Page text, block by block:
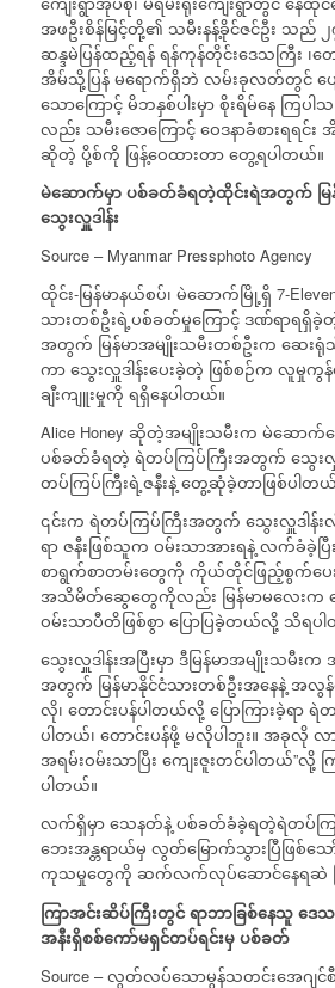
အဖဦးစိန်မြင့်တို့၏ သမီးနန့်ခိုင်ဇင်ဦး သည် ၂
ဆန္ဒမဲပြန်ထည့်ရန် ရန်ကုန်တိုင်းဒေသကြီး ၊တေ
အိမ်သို့ပြန် မရောက်ရှိဘဲ လမ်းခုလတ်တွင် ပျ
သောကြောင့် မိဘနှစ်ပါးမှာ စိုးရိမ်နေ ကြပါ
လည်း သမီးဇောကြောင့် ဝေဒနာခံစားရရင်
ဆိုတဲ့ ပို့စ်ကို ဖြန့်ဝေထားတာ တွေ့ရပါတယ်။
မဲဆောက်မှာ ပစ်ခတ်ခံရတဲ့ထိုင်းရဲအတွက် မ
သွေးလှူဒါန်း
Source – Myanmar Pressphoto Agency
ထိုင်း-မြန်မာနယ်စပ်၊ မဲဆောက်မြို့ရှိ 7-
သားတစ်ဦးရဲ့ပစ်ခတ်မှုကြောင့် ဒဏ်ရာရရှိခဲ့
အတွက် မြန်မာအမျိုးသမီးတစ်ဦးက ဆေး
ကာ သွေးလှူဒါန်းပေးခဲ့တဲ့ ဖြစ်စဉ်က လူမှုကွ
ချီးကျူးမှုကို ရရှိနေပါတယ်။
Alice Honey ဆိုတဲ့အမျိုးသမီးက မဲဆော
ပစ်ခတ်ခံရတဲ့ ရဲတပ်ကြပ်ကြီးအတွက် သွေးလှူ
တပ်ကြပ်ကြီးရဲ့ဇနီးနဲ့ တွေ့ဆုံခဲ့တာဖြစ်ပါတ
၎င်းက ရဲတပ်ကြပ်ကြီးအတွက် သွေးလှူဒါန်းလိုက
ရာ ဇနီးဖြစ်သူက ဝမ်းသာအားရနဲ့ လက်ခံခဲ့
စာရွက်စာတမ်းတွေကို ကိုယ်တိုင်ဖြည့်စွက်ပေး
အသိမိတ်ဆွေတွေကိုလည်း မြန်မာမလေးက
ဝမ်းသာပီတိဖြစ်စွာ ပြောပြခဲ့တယ်လို့ သိရပ
သွေးလှူဒါန်းအပြီးမှာ ဒီမြန်မာအမျိုးသမီး
အတွက် မြန်မာနိုင်ငံသားတစ်ဦးအနေနဲ့ အလွ
လို၊ တောင်းပန်ပါတယ်လို့ ပြောကြားခဲ့ရာ ရဲ
ပါတယ်၊ တောင်းပန်ဖို့ မလိုပါဘူး။ အခုလို
အရမ်းဝမ်းသာပြီး ကျေးဇူးတင်ပါတယ်”လို့
ပါတယ်။
လက်ရှိမှာ သေနတ်နဲ့ ပစ်ခတ်ခံခဲ့ရတဲ့ရဲတပ်က
ဘေးအန္တရာယ်မှ လွတ်မြောက်သွားပြီဖြ
ကုသမှုတွေကို ဆက်လက်လုပ်ဆောင်နေရဆဲ ဖ
ကြာအင်းဆိပ်ကြီးတွင် ရာဘာခြစ်နေသူ ဒေ
အနီးရှိစစ်ကော်မရှင်တပ်ရင်းမှ ပစ်ခတ်
Source – လွတ်လပ်သောမွန်သတင်းအေဂျင်စီ